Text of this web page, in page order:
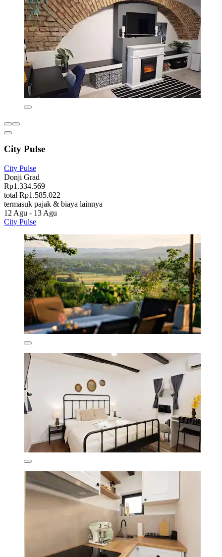
City Pulse
City Pulse
Donji Grad
Rp1.334.569
total Rp1.585.022
termasuk pajak & biaya lainnya
12 Agu - 13 Agu
City Pulse